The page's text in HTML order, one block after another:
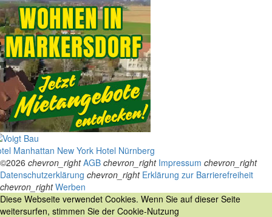
Manhattan New York Hotel Nürnberg
©2026 chevron_right AGB chevron_right Impressum chevron_right
Datenschutzerklärung chevron_right Erklärung zur Barrierefreiheit
chevron_right Werben
Diese Webseite verwendet Cookies. Wenn Sie auf dieser Seite
weitersurfen, stimmen Sie der Cookie-Nutzung